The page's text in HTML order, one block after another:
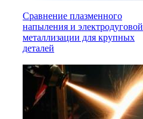
Сравнение плазменного
напыления и электродуговой
металлизации для крупных
деталей